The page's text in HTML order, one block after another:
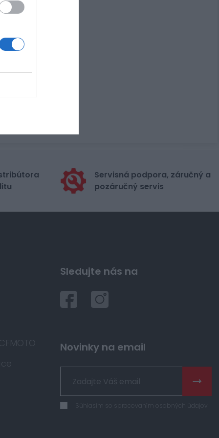
Servisná podpora, záručný a
pozáručný servis
Sledujte nás na
Novinky na email
Súhlasím so spracovaním osobných údajov